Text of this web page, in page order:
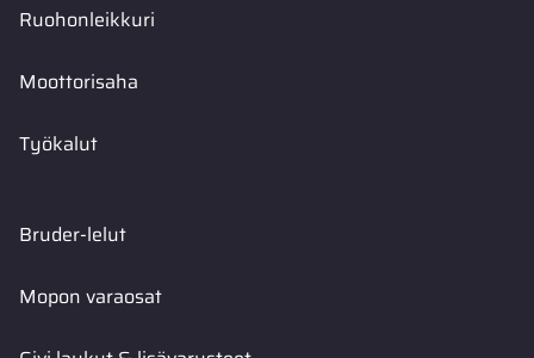
Ruohonleikkuri
Moottorisaha
Työkalut
Bruder-lelut
Mopon varaosat